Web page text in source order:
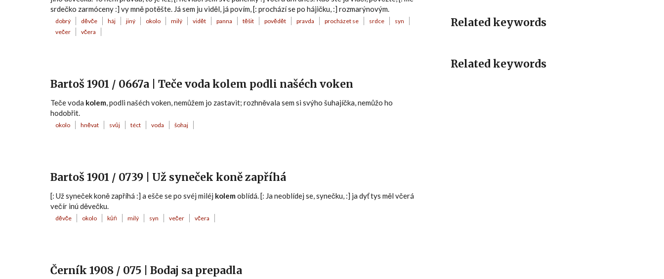
srdečko zarmóceny :] vy mně potěšte. Já sem ju viděl, já povím, [: prochází se po hájičku, :] rozmarýnovým.
dobrý děvče háj jiný okolo milý vidět panna těšit povědět pravda procházet se srdce
syn
večer
včera
Bartoš 1901 / 0667a | Teče voda kolem podli našéch voken
Teče voda kolem, podli našéch voken, nemůžem jo zastavit; rozhněvala sem si svýho šuhajíčka, nemůžo ho
hodobřit.
okolo hněvat svůj téct voda šohaj
Bartoš 1901 / 0739 | Už syneček koně zapříhá
[: Už syneček koně zapříhá :] a ešče se po svéj miléj kolem oblídá. [: Ja neoblídej se, synečku, :] ja dyť tys měl včerá
večír inú děvečku.
děvče okolo kůň milý syn večer včera
Černík 1908 / 075 | Bodaj sa prepadla
Related keywords
Related keywords